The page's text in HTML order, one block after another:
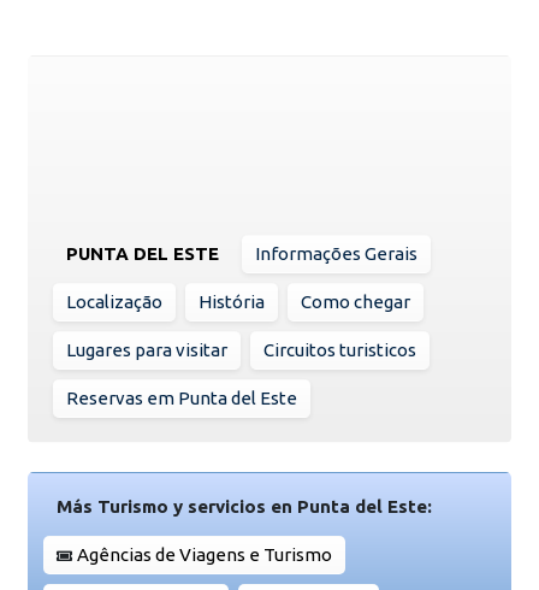
PUNTA DEL ESTE Informações Gerais
Localização História Como chegar
Lugares para visitar Circuitos turisticos
Reservas em Punta del Este
Más Turismo y servicios en Punta del Este:
Agências de Viagens e Turismo